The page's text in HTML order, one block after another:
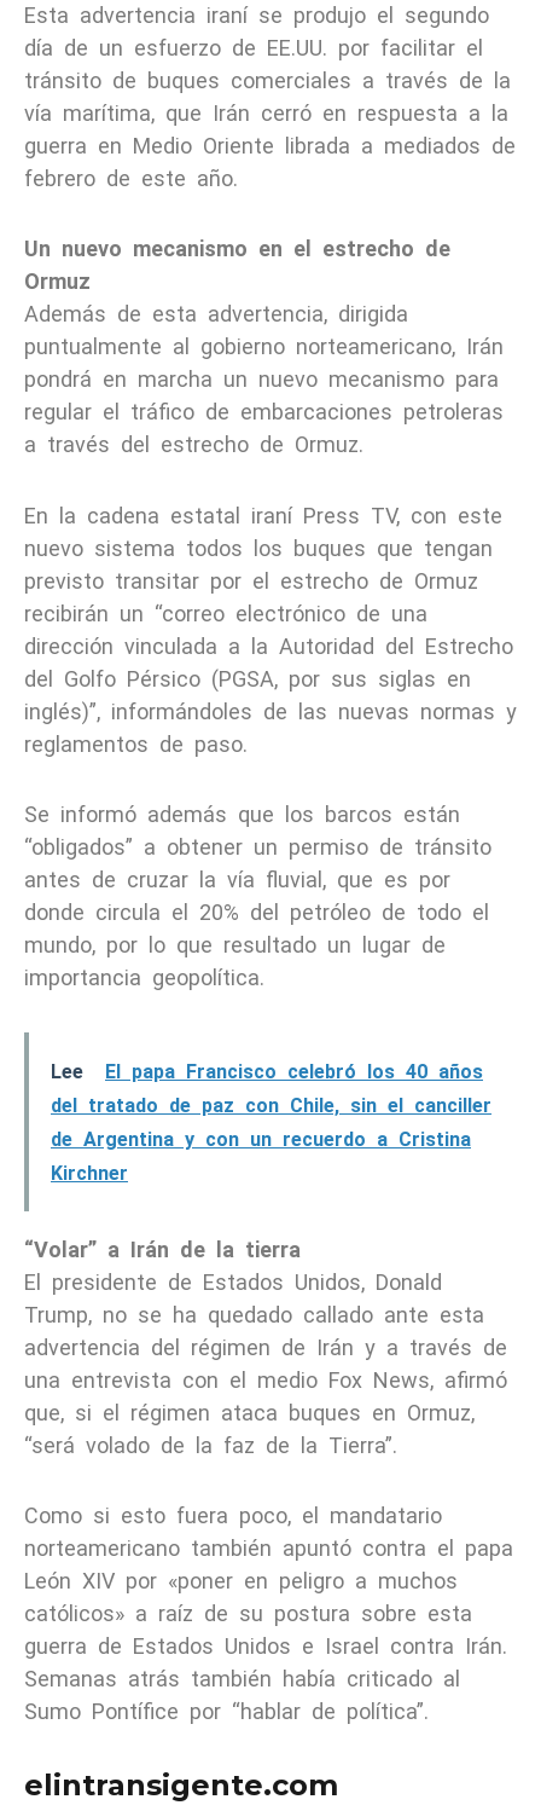
Esta advertencia iraní se produjo el segundo
día de un esfuerzo de EE.UU. por facilitar el
tránsito de buques comerciales a través de la
vía marítima, que Irán cerró en respuesta a la
guerra en Medio Oriente librada a mediados de
febrero de este año.
Un nuevo mecanismo en el estrecho de
Ormuz
Además de esta advertencia, dirigida
puntualmente al gobierno norteamericano, Irán
pondrá en marcha un nuevo mecanismo para
regular el tráfico de embarcaciones petroleras
a través del estrecho de Ormuz.
En la cadena estatal iraní Press TV, con este
nuevo sistema todos los buques que tengan
previsto transitar por el estrecho de Ormuz
recibirán un “correo electrónico de una
dirección vinculada a la Autoridad del Estrecho
del Golfo Pérsico (PGSA, por sus siglas en
inglés)”, informándoles de las nuevas normas y
reglamentos de paso.
Se informó además que los barcos están
“obligados” a obtener un permiso de tránsito
antes de cruzar la vía fluvial, que es por
donde circula el 20% del petróleo de todo el
mundo, por lo que resultado un lugar de
importancia geopolítica.
Lee
El papa Francisco celebró los 40 años
del tratado de paz con Chile, sin el canciller
de Argentina y con un recuerdo a Cristina
Kirchner
“Volar” a Irán de la tierra
El presidente de Estados Unidos, Donald
Trump, no se ha quedado callado ante esta
advertencia del régimen de Irán y a través de
una entrevista con el medio Fox News, afirmó
que, si el régimen ataca buques en Ormuz,
“será volado de la faz de la Tierra”.
Como si esto fuera poco, el mandatario
norteamericano también apuntó contra el papa
León XIV por «poner en peligro a muchos
católicos» a raíz de su postura sobre esta
guerra de Estados Unidos e Israel contra Irán.
Semanas atrás también había criticado al
Sumo Pontífice por “hablar de política”.
elintransigente.com